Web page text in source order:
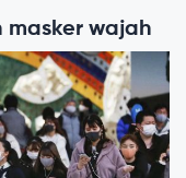
masker wajah